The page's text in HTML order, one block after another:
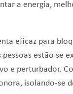
a energia,
eficaz para
estão se
e perturbador.
isolando-se